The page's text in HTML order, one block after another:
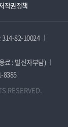
작권정책
314-82-10024
료 : 발신자부담)
8385
RESERVED.